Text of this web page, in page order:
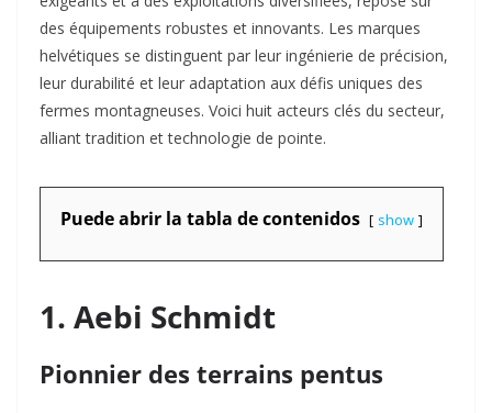
des équipements robustes et innovants. Les marques
helvétiques se distinguent par leur ingénierie de précision,
leur durabilité et leur adaptation aux défis uniques des
fermes montagneuses. Voici huit acteurs clés du secteur,
alliant tradition et technologie de pointe.
Puede abrir la tabla de contenidos show
1. Aebi Schmidt
Pionnier des terrains pentus